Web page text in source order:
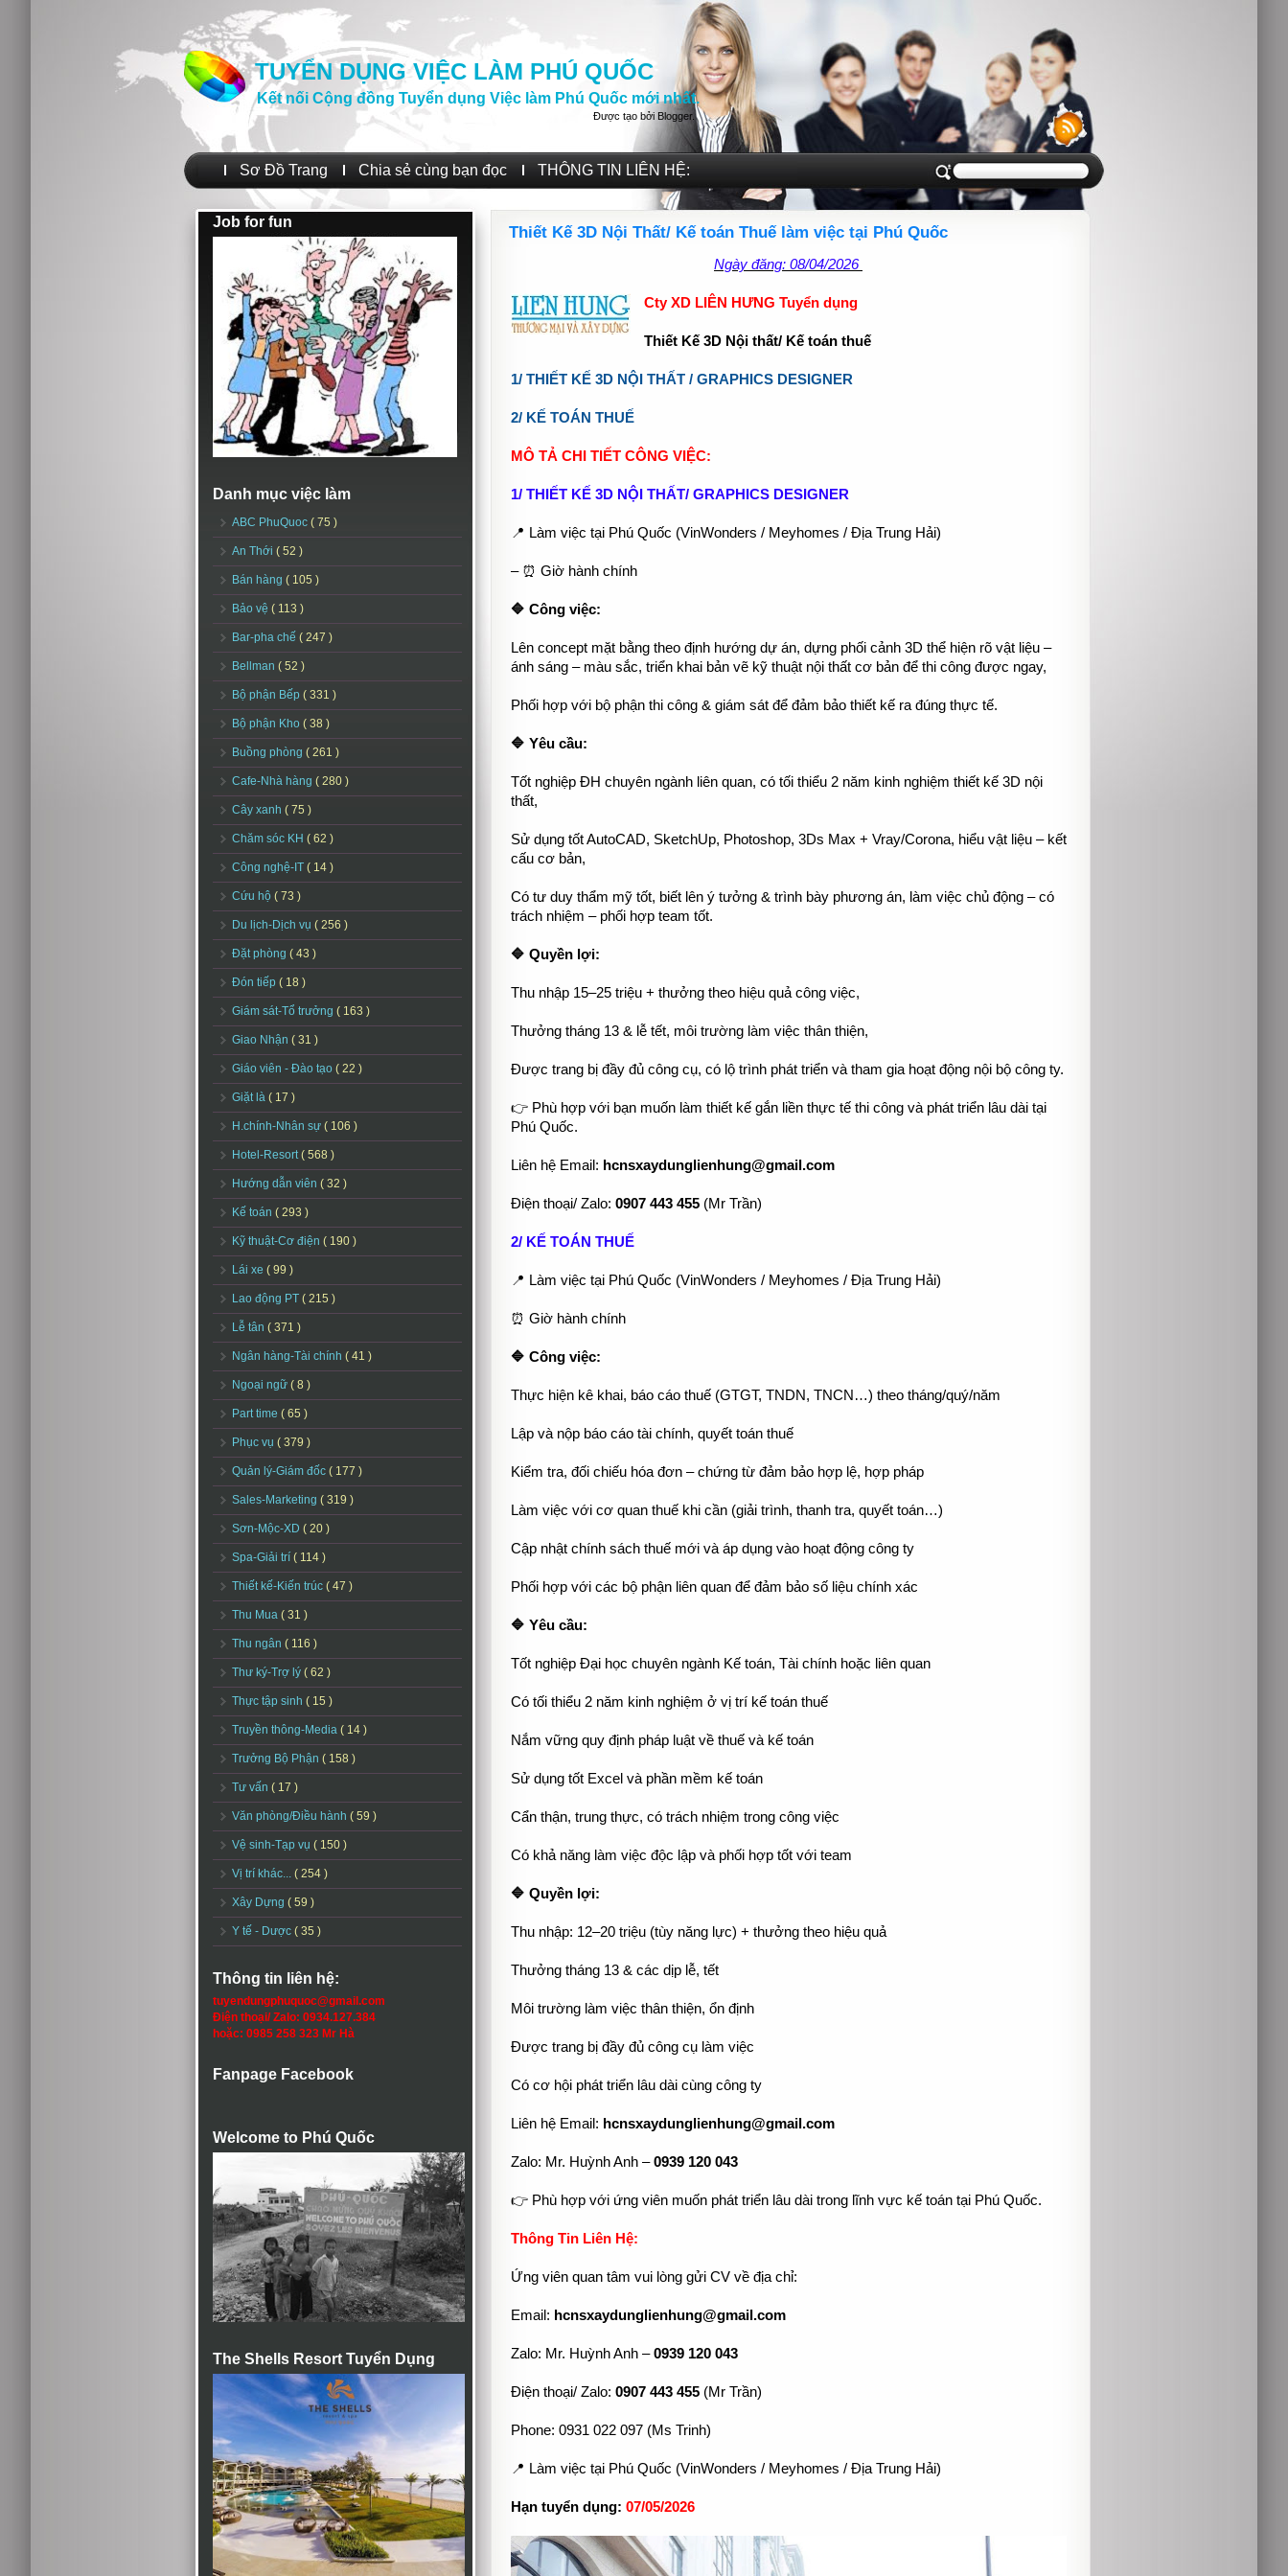
TUYỂN DỤNG VIỆC LÀM PHÚ QUỐC
Kết nối Cộng đồng Tuyển dụng Việc làm Phú Quốc mới nhất.
Được tạo bởi Blogger.
Sơ Đồ Trang Chia sẻ cùng bạn đọc THÔNG TIN LIÊN HỆ:
Job for fun
Danh mục việc làm
ABC PhuQuoc ( 75 )
An Thới ( 52 )
Bán hàng ( 105 )
Bảo vệ ( 113 )
Bar-pha chế ( 247 )
Bellman ( 52 )
Bộ phận Bếp ( 331 )
Bộ phận Kho ( 38 )
Buồng phòng ( 261 )
Cafe-Nhà hàng ( 280 )
Cây xanh ( 75 )
Chăm sóc KH ( 62 )
Công nghệ-IT ( 14 )
Cứu hộ ( 73 )
Du lịch-Dịch vụ ( 256 )
Đặt phòng ( 43 )
Đón tiếp ( 18 )
Giám sát-Tổ trưởng ( 163 )
Giao Nhận ( 31 )
Giáo viên - Đào tạo ( 22 )
Giặt là ( 17 )
H.chính-Nhân sự ( 106 )
Hotel-Resort( 568 )
Hướng dẫn viên ( 32 )
Kế toán ( 293 )
Kỹ thuật-Cơ điện ( 190 )
Lái xe ( 99 )
Lao động PT ( 215 )
Lễ tân ( 371 )
Ngân hàng-Tài chính ( 41 )
Ngoại ngữ ( 8 )
Part time ( 65 )
Phục vụ ( 379 )
Quản lý-Giám đốc ( 177 )
Sales-Marketing ( 319 )
Sơn-Mộc-XD ( 20 )
Spa-Giải trí ( 114 )
Thiết kế-Kiến trúc ( 47 )
Thu Mua ( 31 )
Thu ngân ( 116 )
Thư ký-Trợ lý ( 62 )
Thực tập sinh ( 15 )
Truyền thông-Media ( 14 )
Trưởng Bộ Phận ( 158 )
Tư vấn ( 17 )
Văn phòng/Điều hành ( 59 )
Vệ sinh-Tạp vụ ( 150 )
Vị trí khác... ( 254 )
Xây Dựng ( 59 )
Y tế - Dược ( 35 )
Thông tin liên hệ:
tuyendungphuquoc@gmail.com
Điện thoại/ Zalo: 0934.127.384
hoặc: 0985 258 323 Mr Hà
Fanpage Facebook
Welcome to Phú Quốc
The Shells Resort Tuyển Dụng
Thiết Kế 3D Nội Thất/ Kế toán Thuế làm việc tại Phú Quốc
Ngày đăng: 08/04/2026
Cty XD LIÊN HƯNG Tuyển dụng
Thiết Kế 3D Nội thất/ Kế toán thuế
1/ THIẾT KẾ 3D NỘI THẤT / GRAPHICS DESIGNER
2/ KẾ TOÁN THUẾ
MÔ TẢ CHI TIẾT CÔNG VIỆC:
1/ THIẾT KẾ 3D NỘI THẤT/ GRAPHICS DESIGNER
📍 Làm việc tại Phú Quốc (VinWonders / Meyhomes / Địa Trung Hải)
– ⏰ Giờ hành chính
🔷 Công việc:
Lên concept mặt bằng theo định hướng dự án, dựng phối cảnh 3D thể hiện rõ vật liệu –
ánh sáng – màu sắc, triển khai bản vẽ kỹ thuật nội thất cơ bản để thi công được ngay,
Phối hợp với bộ phận thi công & giám sát để đảm bảo thiết kế ra đúng thực tế.
🔷 Yêu cầu:
Tốt nghiệp ĐH chuyên ngành liên quan, có tối thiểu 2 năm kinh nghiệm thiết kế 3D nội
thất,
Sử dụng tốt AutoCAD, SketchUp, Photoshop, 3Ds Max + Vray/Corona, hiểu vật liệu – kết
cấu cơ bản,
Có tư duy thẩm mỹ tốt, biết lên ý tưởng & trình bày phương án, làm việc chủ động – có
trách nhiệm – phối hợp team tốt.
🔷 Quyền lợi:
Thu nhập 15–25 triệu + thưởng theo hiệu quả công việc,
Thưởng tháng 13 & lễ tết, môi trường làm việc thân thiện,
Được trang bị đầy đủ công cụ, có lộ trình phát triển và tham gia hoạt động nội bộ công ty.
👉 Phù hợp với bạn muốn làm thiết kế gắn liền thực tế thi công và phát triển lâu dài tại
Phú Quốc.
Liên hệ Email: hcnsxaydunglienhung@gmail.com
Điện thoại/ Zalo: 0907 443 455(Mr Trần)
2/ KẾ TOÁN THUẾ
📍 Làm việc tại Phú Quốc (VinWonders / Meyhomes / Địa Trung Hải)
⏰ Giờ hành chính
🔷 Công việc:
Thực hiện kê khai, báo cáo thuế (GTGT, TNDN, TNCN…) theo tháng/quý/năm
Lập và nộp báo cáo tài chính, quyết toán thuế
Kiểm tra, đối chiếu hóa đơn – chứng từ đảm bảo hợp lệ, hợp pháp
Làm việc với cơ quan thuế khi cần (giải trình, thanh tra, quyết toán…)
Cập nhật chính sách thuế mới và áp dụng vào hoạt động công ty
Phối hợp với các bộ phận liên quan để đảm bảo số liệu chính xác
🔷 Yêu cầu:
Tốt nghiệp Đại học chuyên ngành Kế toán, Tài chính hoặc liên quan
Có tối thiểu 2 năm kinh nghiệm ở vị trí kế toán thuế
Nắm vững quy định pháp luật về thuế và kế toán
Sử dụng tốt Excel và phần mềm kế toán
Cẩn thận, trung thực, có trách nhiệm trong công việc
Có khả năng làm việc độc lập và phối hợp tốt với team
🔷 Quyền lợi:
Thu nhập: 12–20 triệu (tùy năng lực) + thưởng theo hiệu quả
Thưởng tháng 13 & các dịp lễ, tết
Môi trường làm việc thân thiện, ổn định
Được trang bị đầy đủ công cụ làm việc
Có cơ hội phát triển lâu dài cùng công ty
Liên hệ Email: hcnsxaydunglienhung@gmail.com
Zalo: Mr. Huỳnh Anh –0939 120 043
👉 Phù hợp với ứng viên muốn phát triển lâu dài trong lĩnh vực kế toán tại Phú Quốc.
Thông Tin Liên Hệ:
Ứng viên quan tâm vui lòng gửi CV về địa chỉ:
Email: hcnsxaydunglienhung@gmail.com
Zalo: Mr. Huỳnh Anh –0939 120 043
Điện thoại/ Zalo: 0907 443 455(Mr Trần)
Phone: 0931 022 097 (Ms Trinh)
📍 Làm việc tại Phú Quốc (VinWonders / Meyhomes / Địa Trung Hải)
Hạn tuyển dụng: 07/05/2026